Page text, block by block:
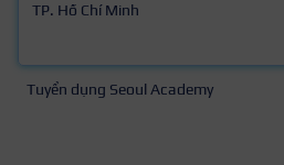
TP. Hồ Chí Minh
Tuyển dụng Seoul Academy